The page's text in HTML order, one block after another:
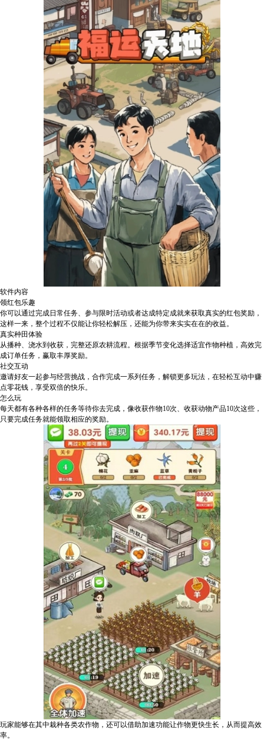
软件内容
领红包乐趣
你可以通过完成日常任务、参与限时活动或者达成特定成就来获取真实的红包奖励，
这样一来，整个过程不仅能让你轻松解压，还能为你带来实实在在的收益。
真实种田体验
从播种、浇水到收获，完整还原农耕流程。根据季节变化选择适宜作物种植，高效完
成订单任务，赢取丰厚奖励。
社交互动
邀请好友一起参与经营挑战，合作完成一系列任务，解锁更多玩法，在轻松互动中赚
点零花钱，享受双倍的快乐。
怎么玩
每天都有各种各样的任务等待你去完成，像收获作物10次、收获动物产品10次这些，
只要完成任务就能领取相应的奖励。
玩家能够在其中栽种各类农作物，还可以借助加速功能让作物更快生长，从而提高效
率。